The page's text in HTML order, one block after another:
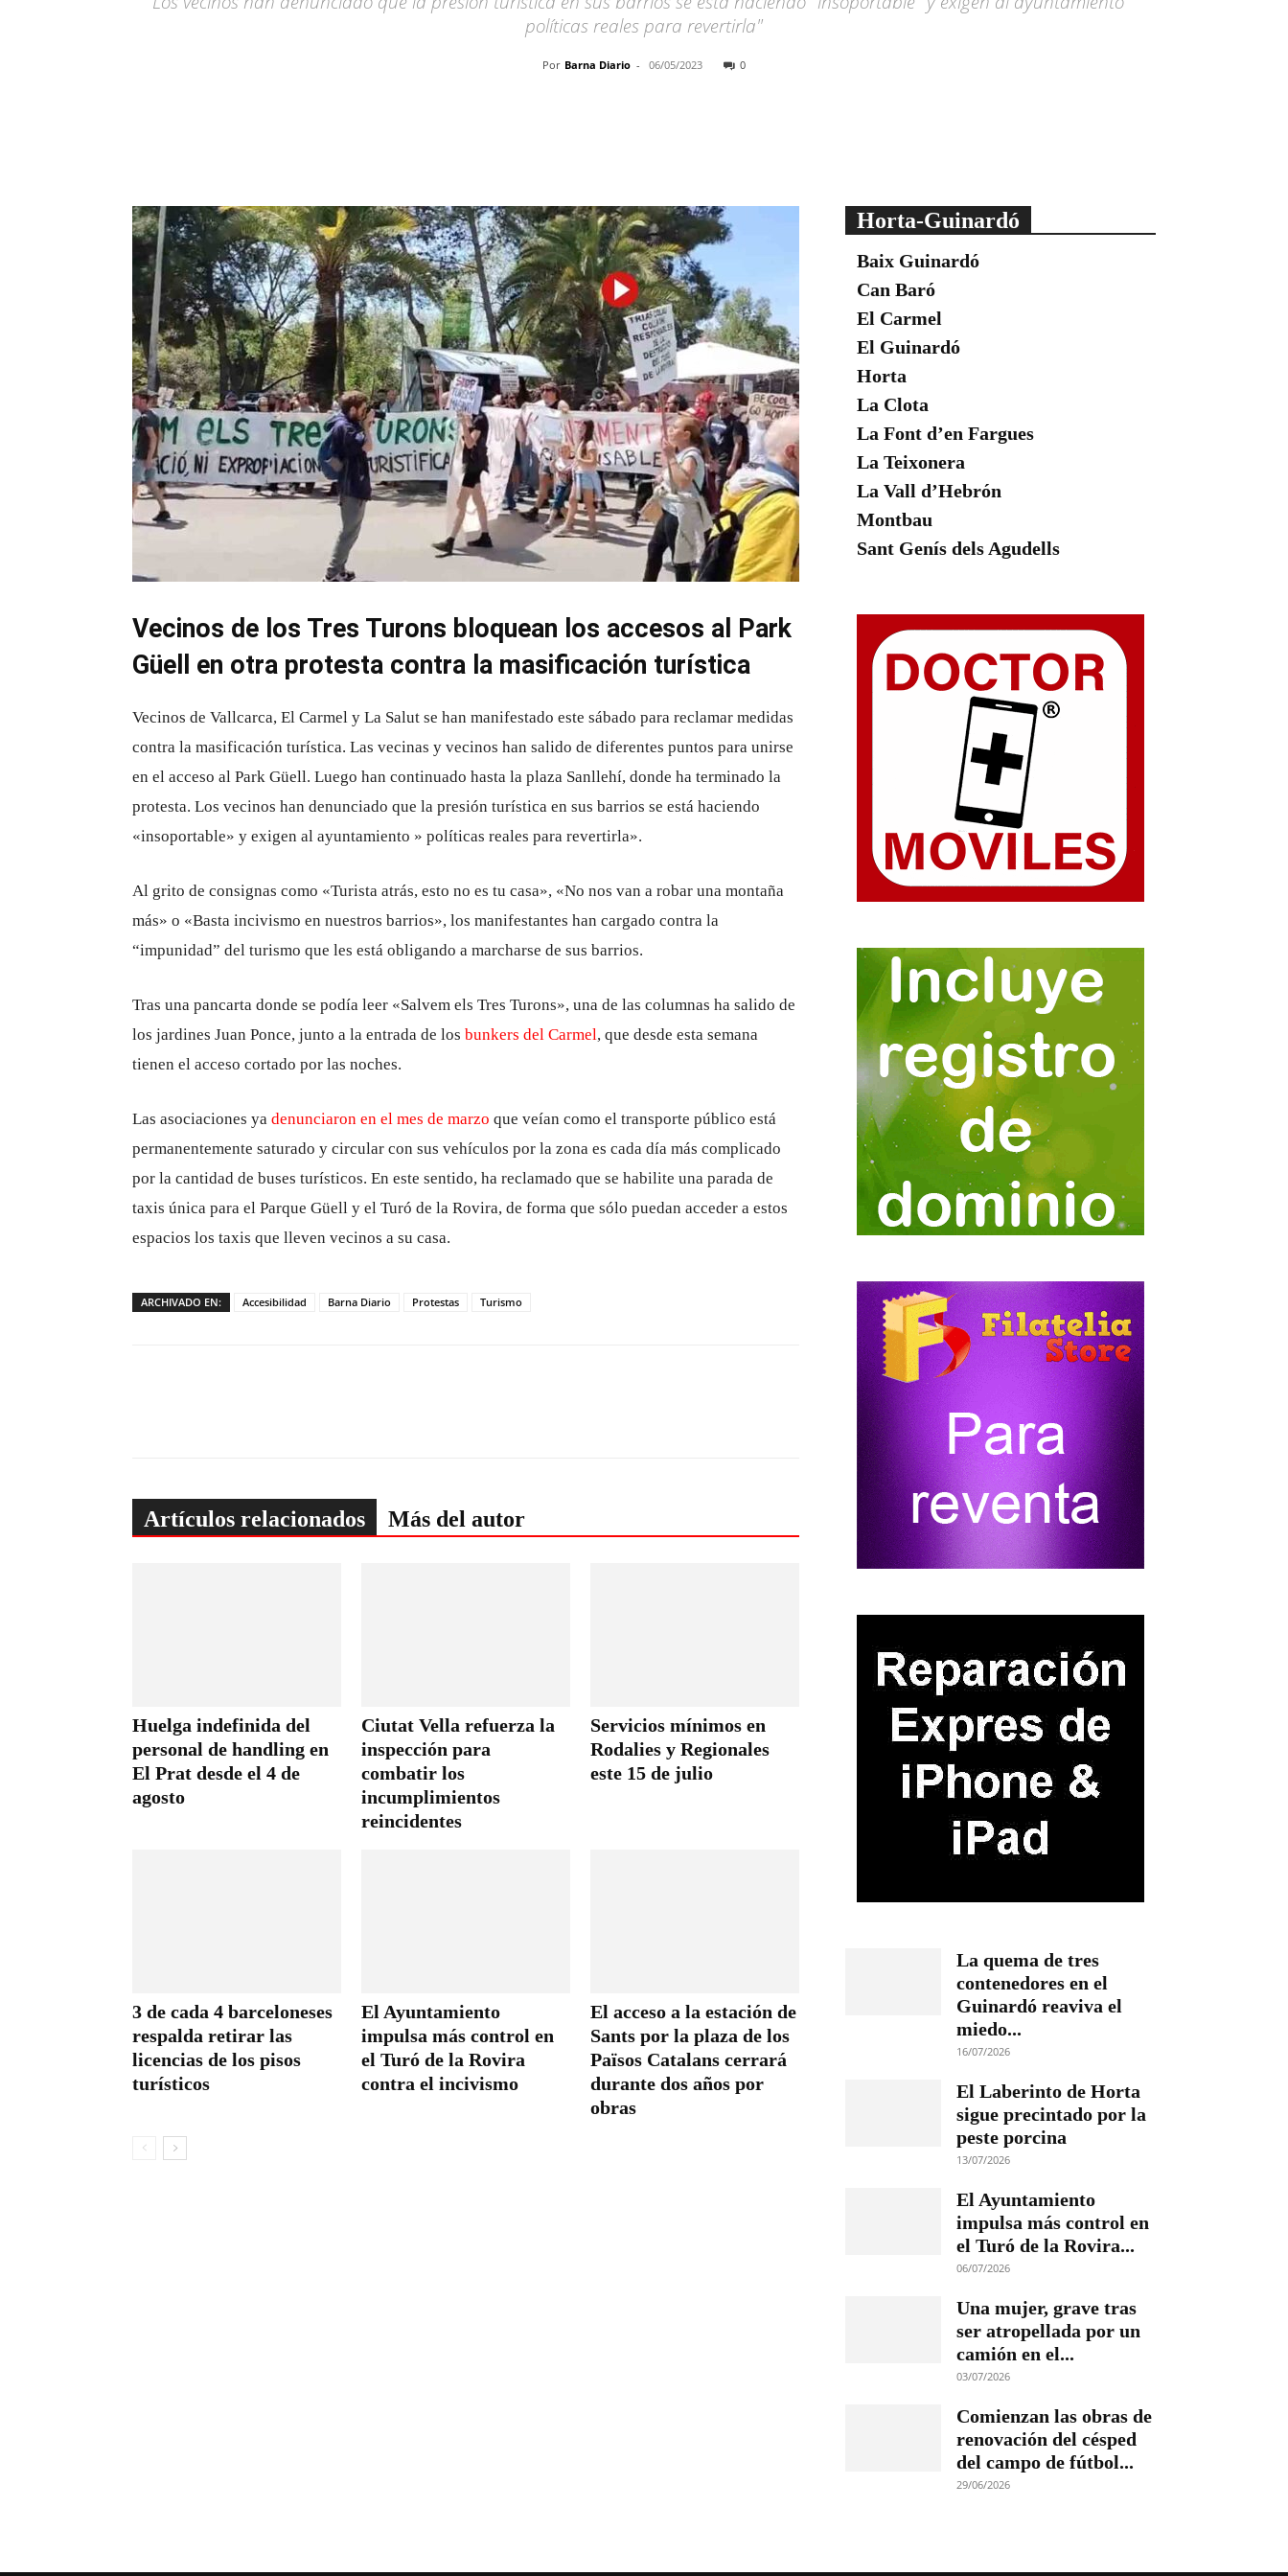
políticas reales para revertirla"
Por Barna Diario - 06/05/2023 0
Vecinos de los Tres Turons bloquean los accesos al Park
Güell en otra protesta contra la masificación turística
Vecinos de Vallcarca, El Carmel y La Salut se han manifestado este sábado para reclamar medidas
contra la masificación turística. Las vecinas y vecinos han salido de diferentes puntos para unirse
en el acceso al Park Güell. Luego han continuado hasta la plaza Sanllehí, donde ha terminado la
protesta. Los vecinos han denunciado que la presión turística en sus barrios se está haciendo
«insoportable» y exigen al ayuntamiento » políticas reales para revertirla».
Al grito de consignas como «Turista atrás, esto no es tu casa», «No nos van a robar una montaña
más» o «Basta incivismo en nuestros barrios», los manifestantes han cargado contra la
“impunidad” del turismo que les está obligando a marcharse de sus barrios.
Tras una pancarta donde se podía leer «Salvem els Tres Turons», una de las columnas ha salido de
los jardines Juan Ponce, junto a la entrada de los bunkers del Carmel, que desde esta semana
tienen el acceso cortado por las noches.
Las asociaciones ya denunciaron en el mes de marzo que veían como el transporte público está
permanentemente saturado y circular con sus vehículos por la zona es cada día más complicado
por la cantidad de buses turísticos. En este sentido, ha reclamado que se habilite una parada de
taxis única para el Parque Güell y el Turó de la Rovira, de forma que sólo puedan acceder a estos
espacios los taxis que lleven vecinos a su casa.
ARCHIVADO EN: Accesibilidad Barna Diario Protestas Turismo
Artículos relacionados Más del autor
Huelga indefinida del
personal de handling en
El Prat desde el 4 de
agosto
Ciutat Vella refuerza la
inspección para
combatir los
incumplimientos
reincidentes
Servicios mínimos en
Rodalies y Regionales
este 15 de julio
3 de cada 4 barceloneses
respalda retirar las
licencias de los pisos
turísticos
El Ayuntamiento
impulsa más control en
el Turó de la Rovira
contra el incivismo
El acceso a la estación de
Sants por la plaza de los
Països Catalans cerrará
durante dos años por
obras
Horta-Guinardó
Baix Guinardó
Can Baró
El Carmel
El Guinardó
Horta
La Clota
La Font d’en Fargues
La Teixonera
La Vall d’Hebrón
Montbau
Sant Genís dels Agudells
La quema de tres
contenedores en el
Guinardó reaviva el
miedo...
16/07/2026
El Laberinto de Horta
sigue precintado por la
peste porcina
13/07/2026
El Ayuntamiento
impulsa más control en
el Turó de la Rovira...
06/07/2026
Una mujer, grave tras
ser atropellada por un
camión en el...
03/07/2026
Comienzan las obras de
renovación del césped
del campo de fútbol...
29/06/2026